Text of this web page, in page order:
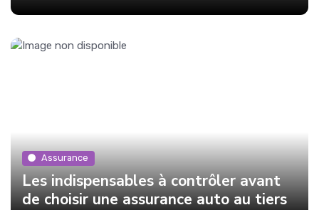
Assurance
Les indispensables à contrôler avant
de choisir une assurance auto au tiers